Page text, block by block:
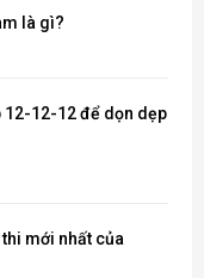
là gì?
12-12 để dọn dẹp
thi mới nhất của